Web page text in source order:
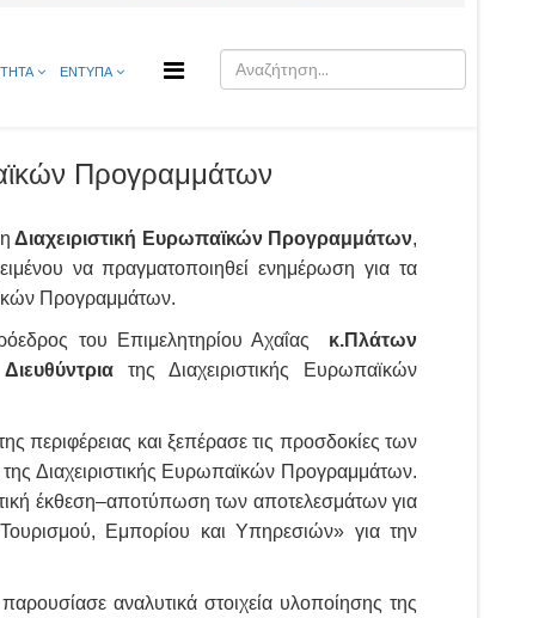
ΕΝΤΥΠΑ
Προγραμμάτων
Διαχειριστική Ευρωπαϊκών Προγραμμάτων,
να πραγματοποιηθεί ενημέρωση για τα
Προγραμμάτων.
του Επιμελητηρίου Αχαΐας κ.Πλάτων
της Διαχειριστικής Ευρωπαϊκών
περιφέρειας και ξεπέρασε τις προσδοκίες των
Διαχειριστικής Ευρωπαϊκών Προγραμμάτων.
έκθεση–αποτύπωση των αποτελεσμάτων για
Εμπορίου και Υπηρεσιών» για την
αναλυτικά στοιχεία υλοποίησης της